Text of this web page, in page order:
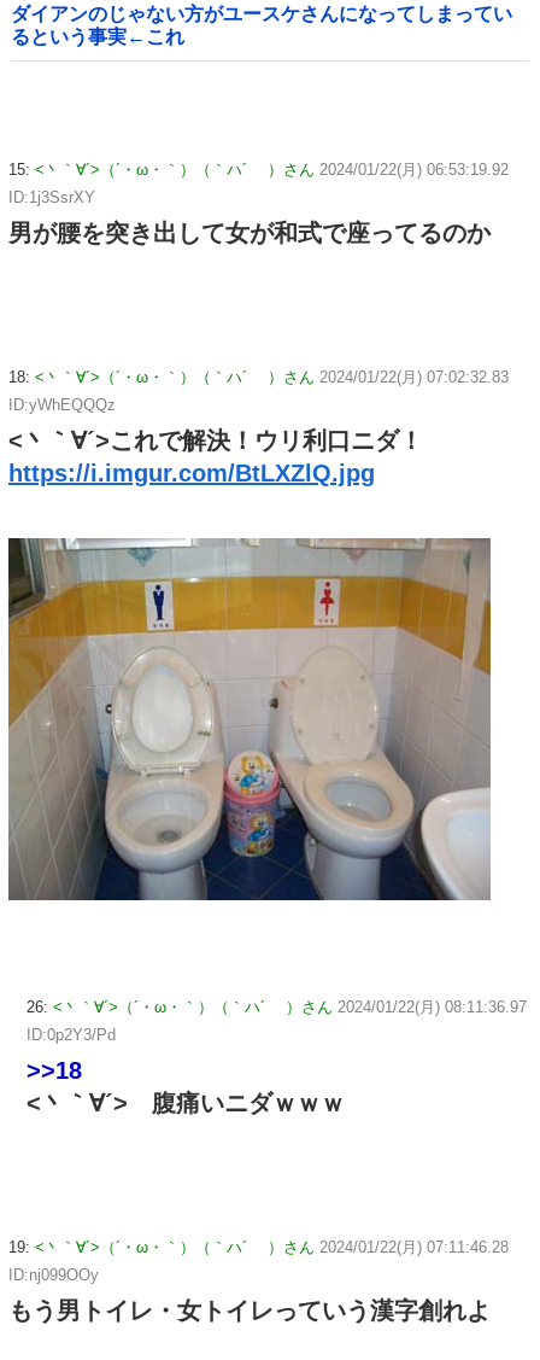
ダイアンのじゃない方がユースケさんになってしまってい
るという事実←これ
15: <丶｀∀´>（´・ω・｀）（｀ハ´ ）さん 2024/01/22(月) 06:53:19.92
ID:1j3SsrXY
男が腰を突き出して女が和式で座ってるのか
18: <丶｀∀´>（´・ω・｀）（｀ハ´ ）さん 2024/01/22(月) 07:02:32.83
ID:yWhEQQQz
<丶｀∀´>これで解決！ウリ利口ニダ！
https://i.imgur.com/BtLXZlQ.jpg
26: <丶｀∀´>（´・ω・｀）（｀ハ´ ）さん 2024/01/22(月) 08:11:36.97
ID:0p2Y3/Pd
>>18
<丶｀∀´> 腹痛いニダｗｗｗ
19: <丶｀∀´>（´・ω・｀）（｀ハ´ ）さん 2024/01/22(月) 07:11:46.28
ID:nj099OOy
もう男トイレ・女トイレっていう漢字創れよ